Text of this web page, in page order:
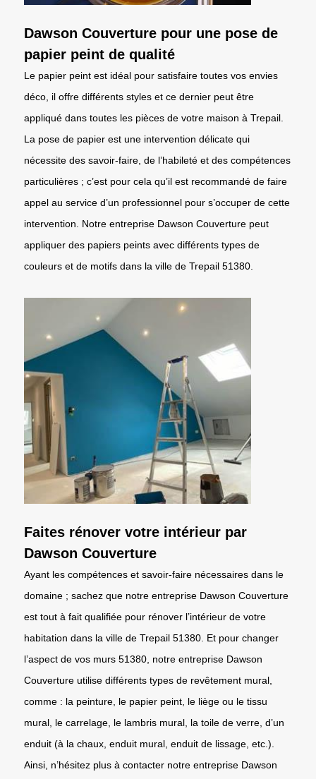
Dawson Couverture pour une pose de
papier peint de qualité
Le papier peint est idéal pour satisfaire toutes vos envies
déco, il offre différents styles et ce dernier peut être
appliqué dans toutes les pièces de votre maison à Trepail.
La pose de papier est une intervention délicate qui
nécessite des savoir-faire, de l’habileté et des compétences
particulières ; c’est pour cela qu’il est recommandé de faire
appel au service d’un professionnel pour s’occuper de cette
intervention. Notre entreprise Dawson Couverture peut
appliquer des papiers peints avec différents types de
couleurs et de motifs dans la ville de Trepail 51380.
Faites rénover votre intérieur par
Dawson Couverture
Ayant les compétences et savoir-faire nécessaires dans le
domaine ; sachez que notre entreprise Dawson Couverture
est tout à fait qualifiée pour rénover l’intérieur de votre
habitation dans la ville de Trepail 51380. Et pour changer
l’aspect de vos murs 51380, notre entreprise Dawson
Couverture utilise différents types de revêtement mural,
comme : la peinture, le papier peint, le liège ou le tissu
mural, le carrelage, le lambris mural, la toile de verre, d’un
enduit (à la chaux, enduit mural, enduit de lissage, etc.).
Ainsi, n’hésitez plus à contacter notre entreprise Dawson